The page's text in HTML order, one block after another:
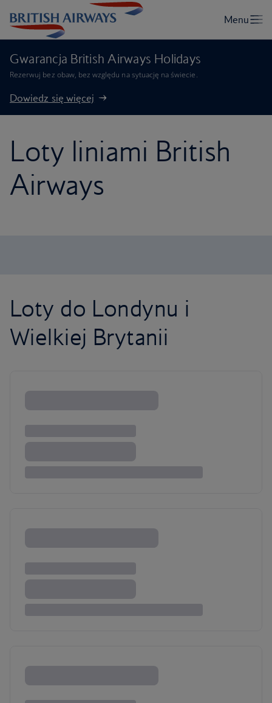
Gwarancja British Airways Holidays
Rezerwuj bez obaw, bez względu na sytuację na świecie.
Dowiedz się więcej
Loty liniami British
Airways
Loty do Londynu i
Wielkiej Brytanii